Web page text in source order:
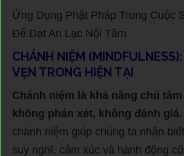
Ứng Dụng Phật Pháp Trong Cuộc
Để Đạt An Lạc Nội Tâm
CHÁNH NIỆM
VẸN TRONG HIỆN TẠI
Chánh niệm là khả năng chú
không phán xét, không đánh giá.
chánh niệm giúp chúng ta nhận
suy nghĩ, cảm xúc và hành động